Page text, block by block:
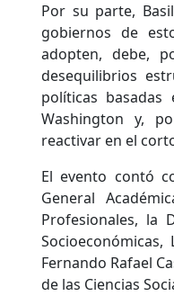
Por su parte,
gobiernos de
adopten, debe,
desequilibrios
políticas
Washington y,
reactivar en el
El evento contó
General
Profesionales, la
Fernando Rafael
de las Ciencias